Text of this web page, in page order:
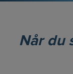
Når du